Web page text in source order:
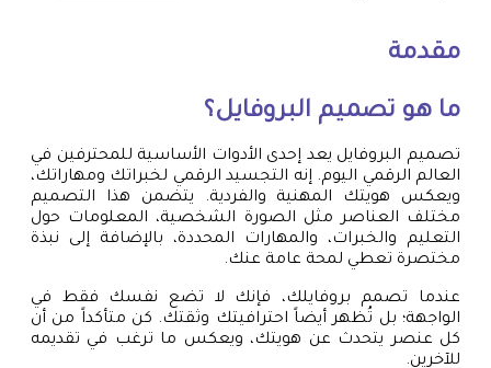
مقدمة
ما هو تصميم البروفايل؟
تصميم البروفايل يعد إحدى الأدوات الأساسية للمحترفين في
العالم الرقمي اليوم. إنه التجسيد الرقمي لخبراتك ومهاراتك،
ويعكس هويتك المهنية والفردية. يتضمن هذا التصميم
مختلف العناصر مثل الصورة الشخصية، المعلومات حول
التعليم والخبرات، والمهارات المحددة، بالإضافة إلى نبذة
مختصرة تعطي لمحة عامة عنك.
عندما تصمم بروفايلك، فإنك لا تضع نفسك فقط في
الواجهة؛ بل تُظهر أيضاً احترافيتك وثقتك. كن متأكداً من أن
كل عنصر يتحدث عن هويتك، ويعكس ما ترغب في تقديمه
للآخرين.